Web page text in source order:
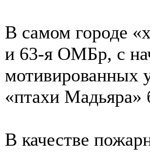
В самом городе
и 63-я ОМБр, с
мотивированных
«птахи Мадьяра»
В качестве